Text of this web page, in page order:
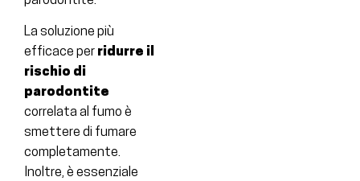
La soluzione più
efficace per ridurre il
rischio di
parodontite
correlata al fumo è
smettere di fumare
completamente.
Inoltre, è essenziale